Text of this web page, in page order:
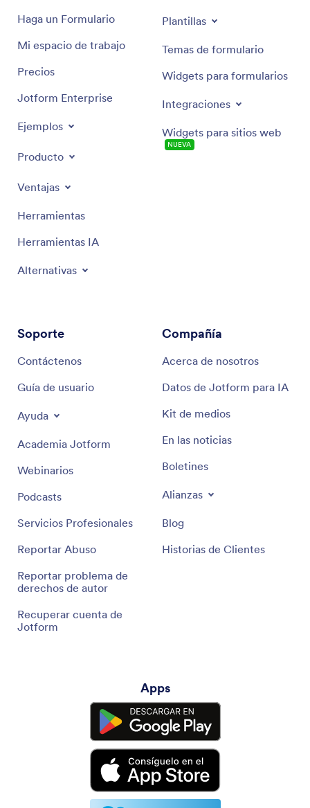
Haga un Formulario
Mi espacio de trabajo
Precios
Jotform Enterprise
Ejemplos
Producto
Ventajas
Herramientas
Herramientas IA
Alternativas
Plantillas
Temas de formulario
Widgets para formularios
Integraciones
Widgets para sitios web
NUEVA
Soporte
Contáctenos
Guía de usuario
Ayuda
Academia Jotform
Webinarios
Podcasts
Servicios Profesionales
Reportar Abuso
Reportar problema de
derechos de autor
Recuperar cuenta de
Jotform
Compañía
Acerca de nosotros
Datos de Jotform para IA
Kit de medios
En las noticias
Boletines
Alianzas
Blog
Historias de Clientes
Apps